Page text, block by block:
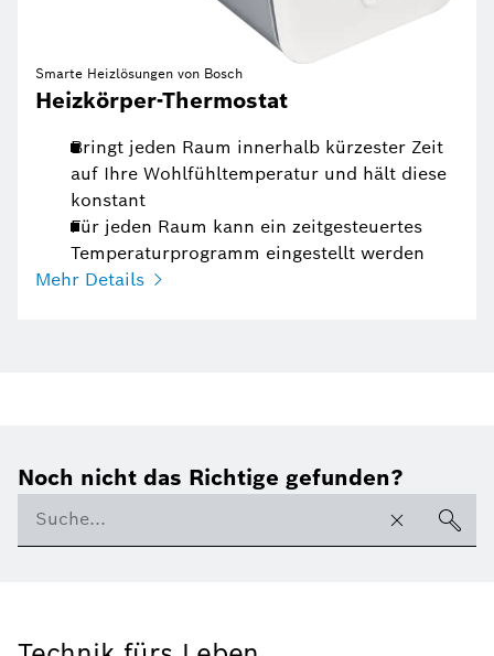
Smarte Heizlösungen von Bosch
Heizkörper-Thermostat
Bringt jeden Raum innerhalb kürzester Zeit
auf Ihre Wohlfühltemperatur und hält diese
konstant
Für jeden Raum kann ein zeitgesteuertes
Temperaturprogramm eingestellt werden
Mehr Details
Noch nicht das Richtige gefunden?